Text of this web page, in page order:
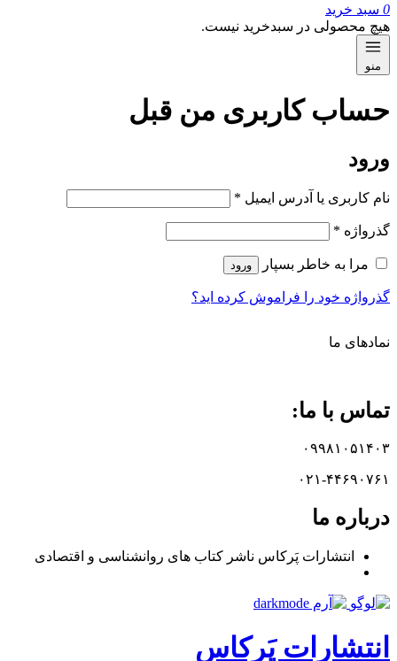
0 سبد خرید
هیچ محصولی در سبدخرید نیست.
منو
حساب کاربری من قبل
ورود
نام کاربری یا آدرس ایمیل *
گذرواژه *
مرا به خاطر بسپار ورود
گذرواژه خود را فراموش کرده اید؟
نماد‌های ما
تماس با ما:
۰۹۹۸۱۰۵۱۴۰۳
۰۲۱-۴۴۶۹۰۷۶۱
درباره ما
انتشارات پَرکاس ناشر کتاب های روانشناسی و اقتصادی
انتشارات پَرکاس